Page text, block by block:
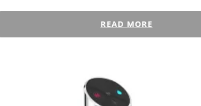
READ MORE